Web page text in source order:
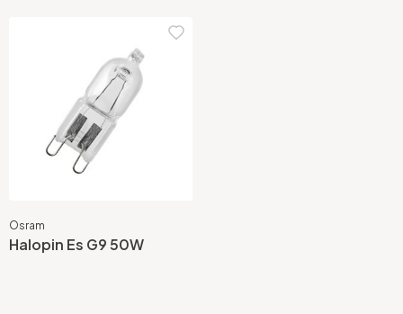
Osram
Halopin Es G9 50W